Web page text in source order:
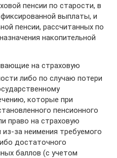
пенсии по старости, в
выплаты, и
пенсии, рассчитанных по
накопительной
на страховую
либо по случаю потери
которые при
пенсионного
право на страховую
за неимения требуемого
достаточного
баллов (с учетом